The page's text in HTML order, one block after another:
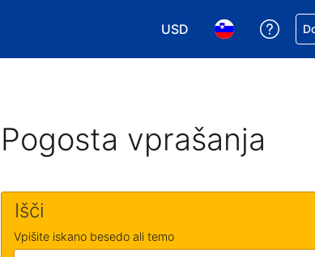
USD
Izbira valute. Vaša
Izbira jezika.
Pogosta vprašanja
Išči
Vpišite iskano besedo ali temo